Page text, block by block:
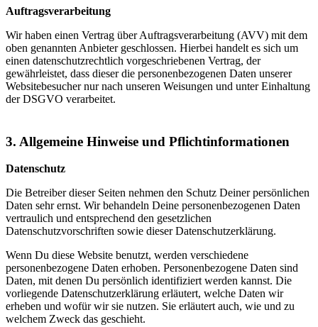
Auftragsverarbeitung
Wir haben einen Vertrag über Auftragsverarbeitung (AVV) mit dem
oben genannten Anbieter geschlossen. Hierbei handelt es sich um
einen datenschutzrechtlich vorgeschriebenen Vertrag, der
gewährleistet, dass dieser die personenbezogenen Daten unserer
Websitebesucher nur nach unseren Weisungen und unter Einhaltung
der DSGVO verarbeitet.
3. Allgemeine Hinweise und Pflichtinformationen
Datenschutz
Die Betreiber dieser Seiten nehmen den Schutz Deiner persönlichen
Daten sehr ernst. Wir behandeln Deine personenbezogenen Daten
vertraulich und entsprechend den gesetzlichen
Datenschutzvorschriften sowie dieser Datenschutzerklärung.
Wenn Du diese Website benutzt, werden verschiedene
personenbezogene Daten erhoben. Personenbezogene Daten sind
Daten, mit denen Du persönlich identifiziert werden kannst. Die
vorliegende Datenschutzerklärung erläutert, welche Daten wir
erheben und wofür wir sie nutzen. Sie erläutert auch, wie und zu
welchem Zweck das geschieht.